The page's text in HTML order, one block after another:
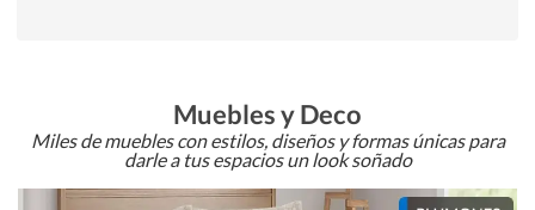
Muebles y Deco
Miles de muebles con estilos, diseños y formas únicas para
darle a tus espacios un look soñado